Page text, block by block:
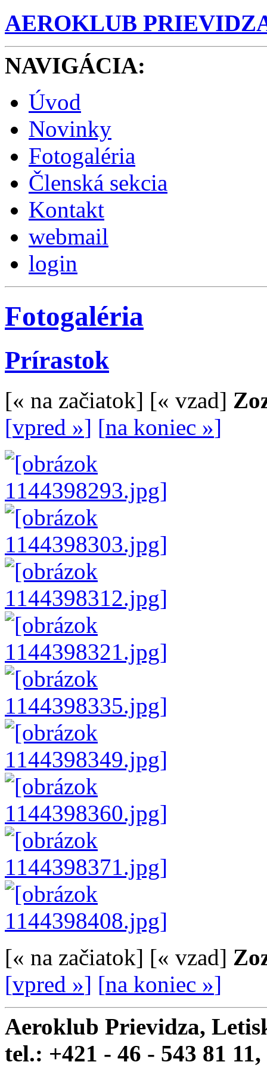
AEROKLUB
NAVIGÁCIA:
Úvod
Novinky
Fotogaléria
Členská sekcia
Kontakt
webmail
login
Fotogaléria
Prírastok
[« na začiatok] [« vzad]
[vpred »] [na koniec »]
[« na začiatok] [« vzad]
[vpred »] [na koniec »]
Aeroklub Prievidza,
tel.: +421 - 46 - 543 81